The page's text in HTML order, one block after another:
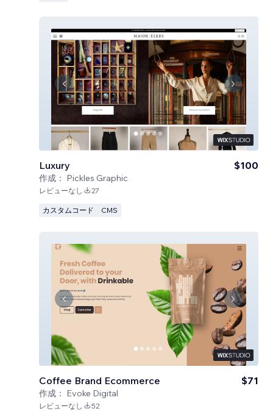
Luxury
作成： Pickles Graphic
$100
レビューなし 27
カスタムコード CMS
Coffee Brand Ecommerce
作成： Evoke Digital
$71
レビューなし 52